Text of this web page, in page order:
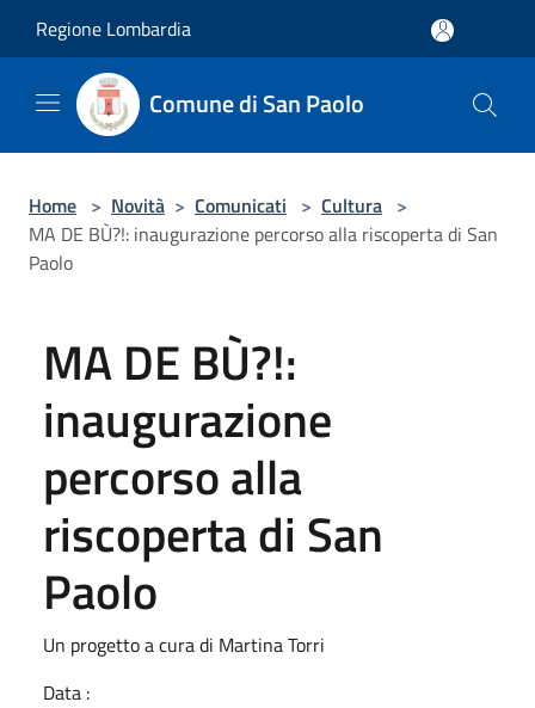
Regione Lombardia
Comune di San Paolo
Home > Novità > Comunicati > Cultura >
MA DE BÙ?!: inaugurazione percorso alla riscoperta di San
Paolo
MA DE BÙ?!:
inaugurazione
percorso alla
riscoperta di San
Paolo
Un progetto a cura di Martina Torri
Data :